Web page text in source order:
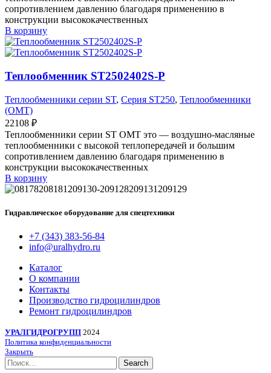
сопротивлением давлению благодаря применению в
конструкции высококачественных
В корзину
Теплообменник ST2502402S-P
Теплообменники серии ST, Серия ST250, Теплообменники
(OMT)
22108 ₽
Теплообменники серии ST OMT это — воздушно-масляные
теплообменники с высокой теплопередачей и большим
сопротивлением давлению благодаря применению в
конструкции высококачественных
В корзину
Гидравлическое оборудование для спецтехники
+7 (343) 383-56-84
info@uralhydro.ru
Каталог
О компании
Контакты
Производство гидроцилиндров
Ремонт гидроцилиндров
УРАЛГИДРОГРУПП 2024
Политика конфиденциальности
Закрыть
Search